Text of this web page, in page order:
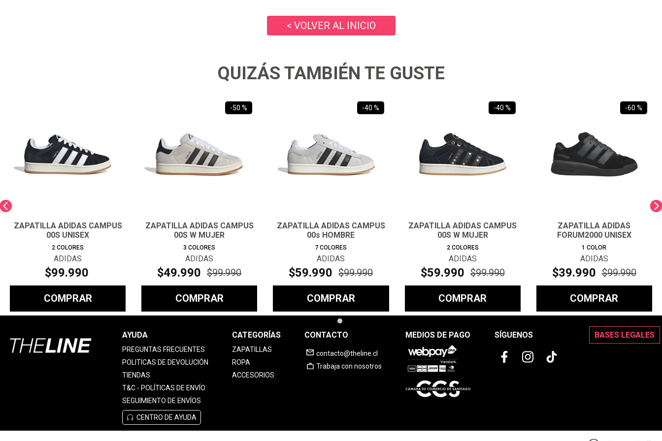
< VOLVER AL INICIO
QUIZÁS TAMBIÉN TE GUSTE
ZAPATILLA ADIDAS CAMPUS
00S UNISEX
2 COLORES
ADIDAS
$99.990
COMPRAR
-50 %
ZAPATILLA ADIDAS CAMPUS
00S W MUJER
3 COLORES
ADIDAS
$49.990 $99.990
COMPRAR
-40 %
ZAPATILLA ADIDAS CAMPUS
00s HOMBRE
7 COLORES
ADIDAS
$59.990 $99.990
COMPRAR
-40 %
ZAPATILLA ADIDAS CAMPUS
00S W MUJER
2 COLORES
ADIDAS
$59.990 $99.990
COMPRAR
-60 %
ZAPATILLA ADIDAS
FORUM2000 UNISEX
1 COLOR
ADIDAS
$39.990 $99.990
COMPRAR
AYUDA
PREGUNTAS FRECUENTES
POLITICAS DE DEVOLUCIÓN
TIENDAS
T&C - POLÍTICAS DE ENVÍO
SEGUIMIENTO DE ENVÍOS
CENTRO DE AYUDA
CATEGORÍAS
ZAPATILLAS
ROPA
ACCESORIOS
CONTACTO
contacto@theline.cl
Trabaja con nosotros
MEDIOS DE PAGO SÍGUENOS BASES LEGALES